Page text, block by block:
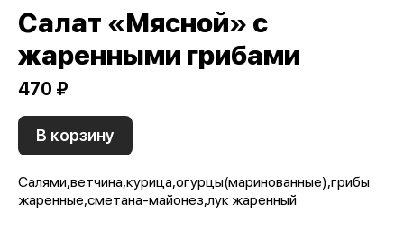
Салат «Мясной» с
жаренными грибами
470 ₽
В корзину
Салями,ветчина,курица,огурцы(маринованные),грибы
жаренные,сметана-майонез,лук жаренный